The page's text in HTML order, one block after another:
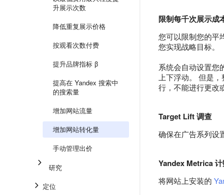
升展示次数
降低重复展示价格
按观看次数付费
提升品牌指标 β
提高在 Yandex 搜索中
的搜索量
增加网站流量
增加网站转化量
手动管理出价
研究
定位
限制每千次展示成
您可以限制您的平
您实现战略目标。
系统会自动设置您
上下浮动。 但是
行，不能进行更改
Target Lift 调查
确保在广告系列设
Yandex Metrica
将网站上安装的